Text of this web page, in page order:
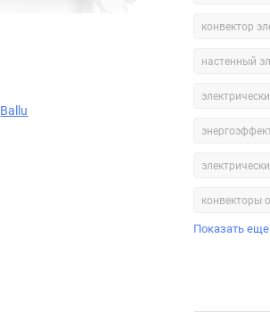
Ballu
конвектор
настенный
конвекторы
Показать еще